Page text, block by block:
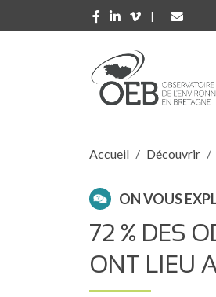
Aller au contenu principal
Fil d'Ariane
Accueil Découvrir
ON VOUS
72 % DES
ONT LIEU